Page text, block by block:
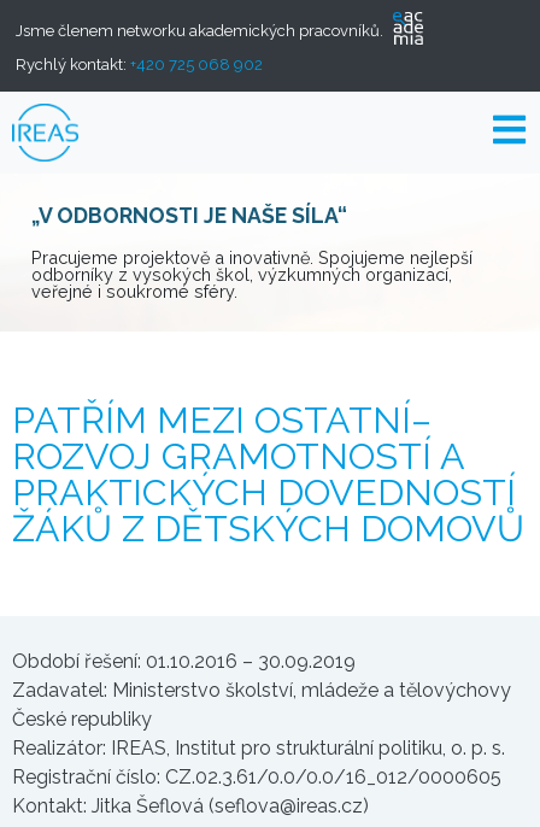
Jsme členem networku akademických pracovníků.
Rychlý kontakt: +420 725 068 902
„V ODBORNOSTI JE NAŠE SÍLA“
Pracujeme projektově a inovativně. Spojujeme nejlepší
odborníky z vysokých škol, výzkumných organizací,
veřejné i soukromé sféry.
PATŘÍM MEZI OSTATNÍ–
ROZVOJ GRAMOTNOSTÍ A
PRAKTICKÝCH DOVEDNOSTÍ
ŽÁKŮ Z DĚTSKÝCH DOMOVŮ
Období řešení: 01.10.2016 – 30.09.2019
Zadavatel: Ministerstvo školství, mládeže a tělovýchovy
České republiky
Realizátor: IREAS, Institut pro strukturální politiku, o. p. s.
Registrační číslo: CZ.02.3.61/0.0/0.0/16_012/0000605
Kontakt: Jitka Šeflová (seflova@ireas.cz)